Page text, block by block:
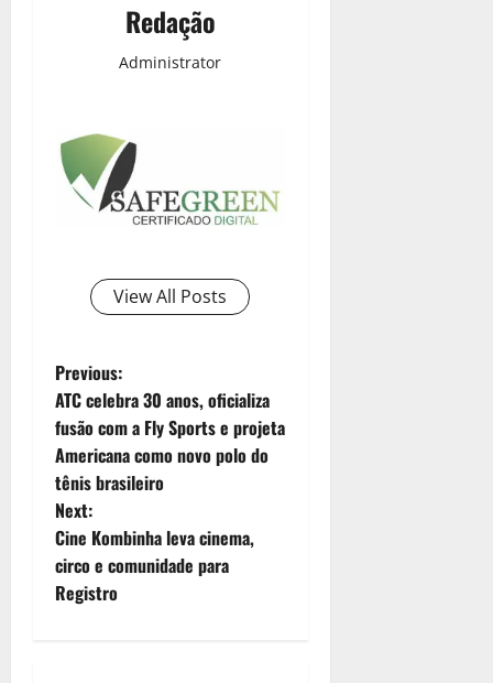
Redação
Administrator
View All Posts
Previous:
ATC celebra 30 anos, oficializa
fusão com a Fly Sports e projeta
Americana como novo polo do
tênis brasileiro
Next:
Cine Kombinha leva cinema,
circo e comunidade para
Registro